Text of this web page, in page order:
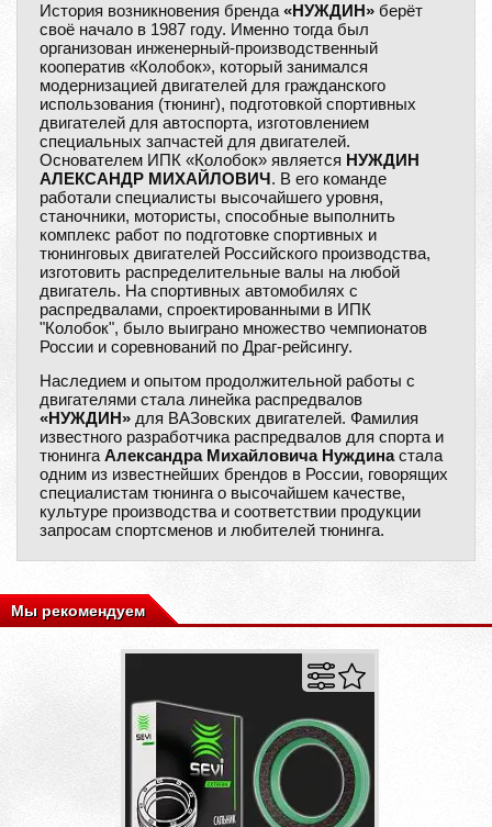
История возникновения бренда «НУЖДИН» берёт
своё начало в 1987 году. Именно тогда был
организован инженерный-производственный
кооператив «Колобок», который занимался
модернизацией двигателей для гражданского
использования (тюнинг), подготовкой спортивных
двигателей для автоспорта, изготовлением
специальных запчастей для двигателей.
Основателем ИПК «Колобок» является НУЖДИН
АЛЕКСАНДР МИХАЙЛОВИЧ . В его команде
работали специалисты высочайшего уровня,
станочники, мотористы, способные выполнить
комплекс работ по подготовке спортивных и
тюнинговых двигателей Российского производства,
изготовить распределительные валы на любой
двигатель. На спортивных автомобилях с
распредвалами, спроектированными в ИПК
"Колобок", было выиграно множество чемпионатов
России и соревнований по Драг-рейсингу.
Наследием и опытом продолжительной работы с
двигателями стала линейка распредвалов
«НУЖДИН» для ВАЗовских двигателей. Фамилия
известного разработчика распредвалов для спорта и
тюнинга Александра Михайловича Нуждинастала
одним из известнейших брендов в России, говорящих
специалистам тюнинга о высочайшем качестве,
культуре производства и соответствии продукции
запросам спортсменов и любителей тюнинга.
Мы рекомендуем